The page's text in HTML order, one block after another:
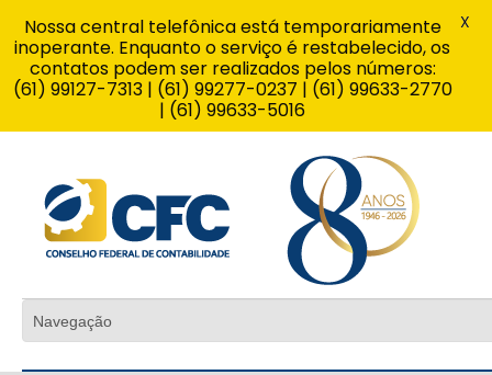
Nossa central telefônica está temporariamente
inoperante. Enquanto o serviço é restabelecido, os
contatos podem ser realizados pelos números:
(61) 99127-7313 | (61) 99277-0237 | (61) 99633-2770
| (61) 99633-5016
X